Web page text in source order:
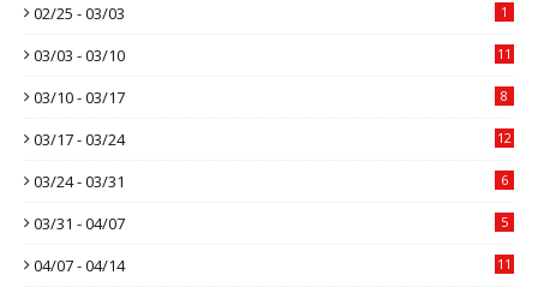
02/25 - 03/03 1
03/03 - 03/10 11
03/10 - 03/17 8
03/17 - 03/24 12
03/24 - 03/31 6
03/31 - 04/07 5
04/07 - 04/14 11